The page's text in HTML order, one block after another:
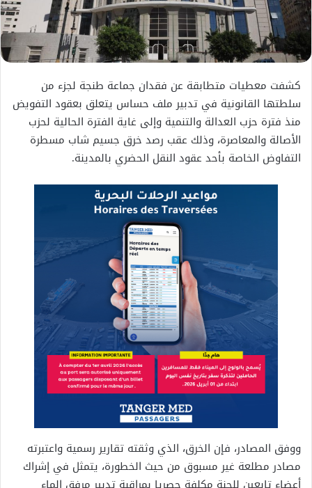
كشفت معطيات متطابقة عن فقدان جماعة طنجة لجزء من
سلطتها القانونية في تدبير ملف حساس يتعلق بعقود التفويض
منذ فترة حزب العدالة والتنمية وإلى غاية الفترة الحالية لحزب
الأصالة والمعاصرة، وذلك عقب رصد خرق جسيم شاب مسطرة
التفاوض الخاصة بأحد عقود النقل الحضري بالمدينة.
ووفق المصادر، فإن الخرق، الذي وثقته تقارير رسمية واعتبرته
مصادر مطلعة غير مسبوق من حيث الخطورة، يتمثل في إشراك